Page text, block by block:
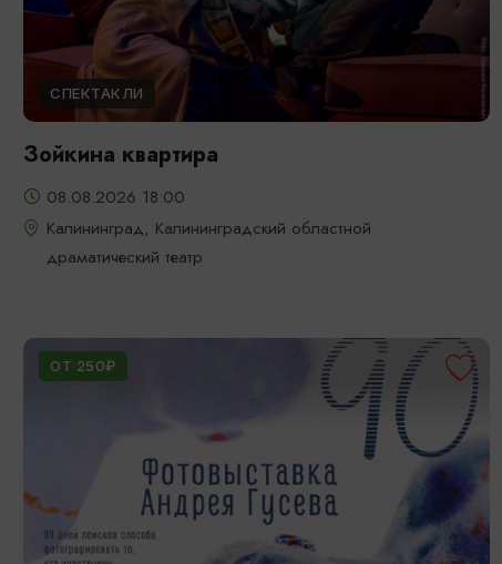
СПЕКТАКЛИ
Зойкина квартира
08.08.2026 18:00
Калининград, Калининградский областной
драматический театр
ОТ 250₽